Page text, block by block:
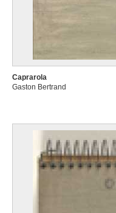
Caprarola
Gaston Bertrand